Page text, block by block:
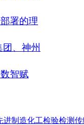
署的理
、神州
智赋
进制造化工检验检测传